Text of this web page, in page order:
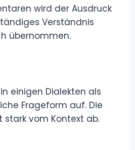
wird der Ausdruck
Verständnis
übernommen.
einigen Dialekten als
Frageform auf. Die
vom Kontext ab.